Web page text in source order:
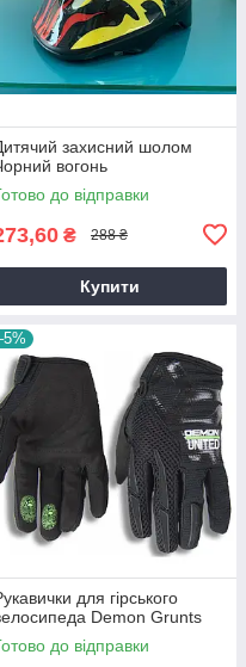
захисний шолом
вогонь
до відправки
₴ 288 ₴
Купити
для гірського
Demon Grunts
до відправки